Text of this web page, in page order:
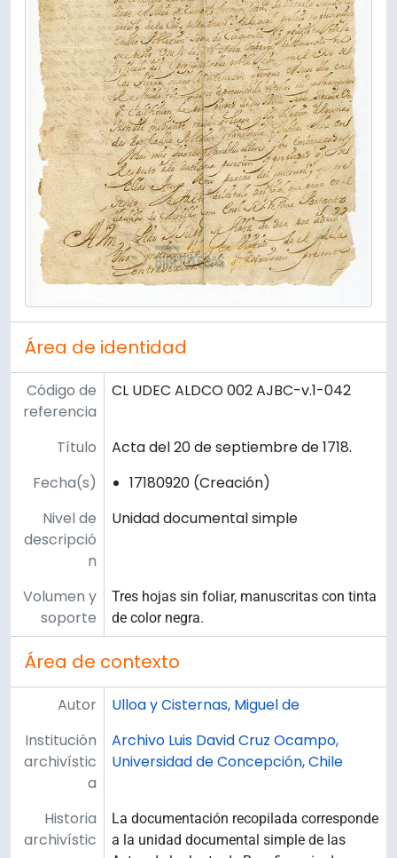
Área de identidad
Código de
referencia
CL UDEC ALDCO 002 AJBC-v.1-042
Título
Acta del 20 de septiembre de 1718.
Fecha(s)
17180920 (Creación)
Nivel de
descripció
n
Unidad documental simple
Volumen y
soporte
Tres hojas sin foliar, manuscritas con tinta
de color negra.
Área de contexto
Autor
Ulloa y Cisternas, Miguel de
Institución
archivístic
a
Archivo Luis David Cruz Ocampo,
Universidad de Concepción, Chile
Historia
archivístic
La documentación recopilada corresponde
a la unidad documental simple de las